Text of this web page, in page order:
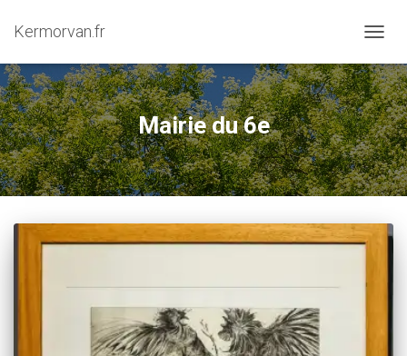
Kermorvan.fr
Mairie du 6e